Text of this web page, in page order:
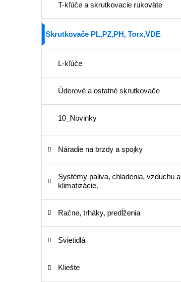
T-kľúče a skrutkovacie rukoväte
Skrutkovače PL,PZ,PH, Torx,VDE
L-kľúče
Úderové a ostatné skrutkovače
10_Novinky
Náradie na brzdy a spojky
Systémy paliva, chladenia, vzduchu a
klimatizácie.
Račne, trháky, predĺženia
Svietidlá
Kliešte